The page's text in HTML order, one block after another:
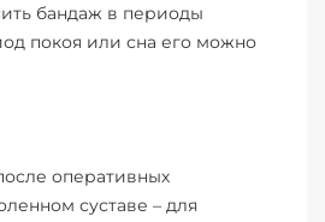
бандаж в периоды
покоя или сна его можно
оперативных
суставе – для